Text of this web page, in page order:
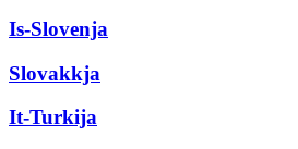
Is-Slovenja
Slovakkja
It-Turkija